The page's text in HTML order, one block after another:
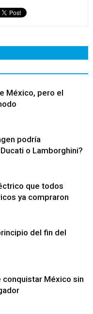
México, pero el
podría
o Lamborghini?
que todos
ya compraron
del fin del
México sin